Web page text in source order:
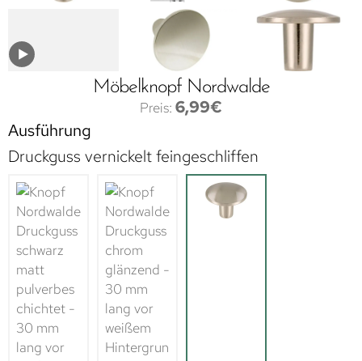
Möbelknopf Nordwalde
6,99€
Ausführung
Druckguss vernickelt feingeschliffen